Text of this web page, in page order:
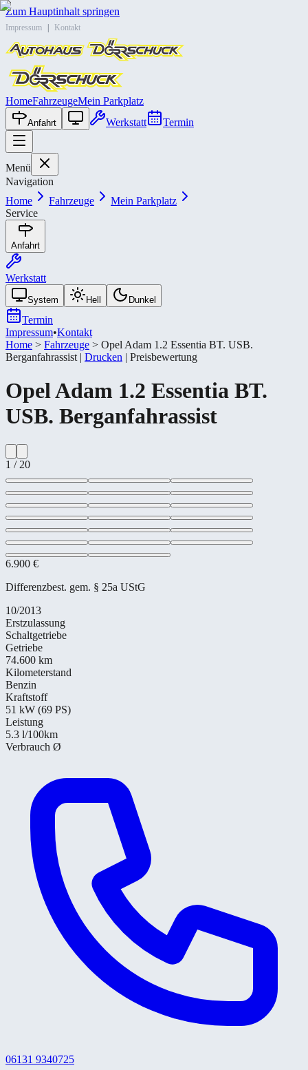
Zum Hauptinhalt springen
Impressum Kontakt
HomeFahrzeugeMein Parkplatz
Anfahrt Werkstatt Termin
Menü
Navigation
Home
Fahrzeuge
Mein Parkplatz
Service
Anfahrt
Werkstatt
System Hell Dunkel
Termin
Impressum•Kontakt
Home > Fahrzeuge > Opel Adam 1.2 Essentia BT. USB.
Berganfahrassist | Drucken | Preisbewertung
OpelAdam 1.2 Essentia BT.
USB. Berganfahrassist
1 / 20
6.900 €
Differenzbest. gem. § 25a UStG
10/2013
Erstzulassung
Schaltgetriebe
Getriebe
74.600 km
Kilometerstand
Benzin
Kraftstoff
51 kW (69 PS)
Leistung
5.3 l/100km
Verbrauch Ø
06131 9340725